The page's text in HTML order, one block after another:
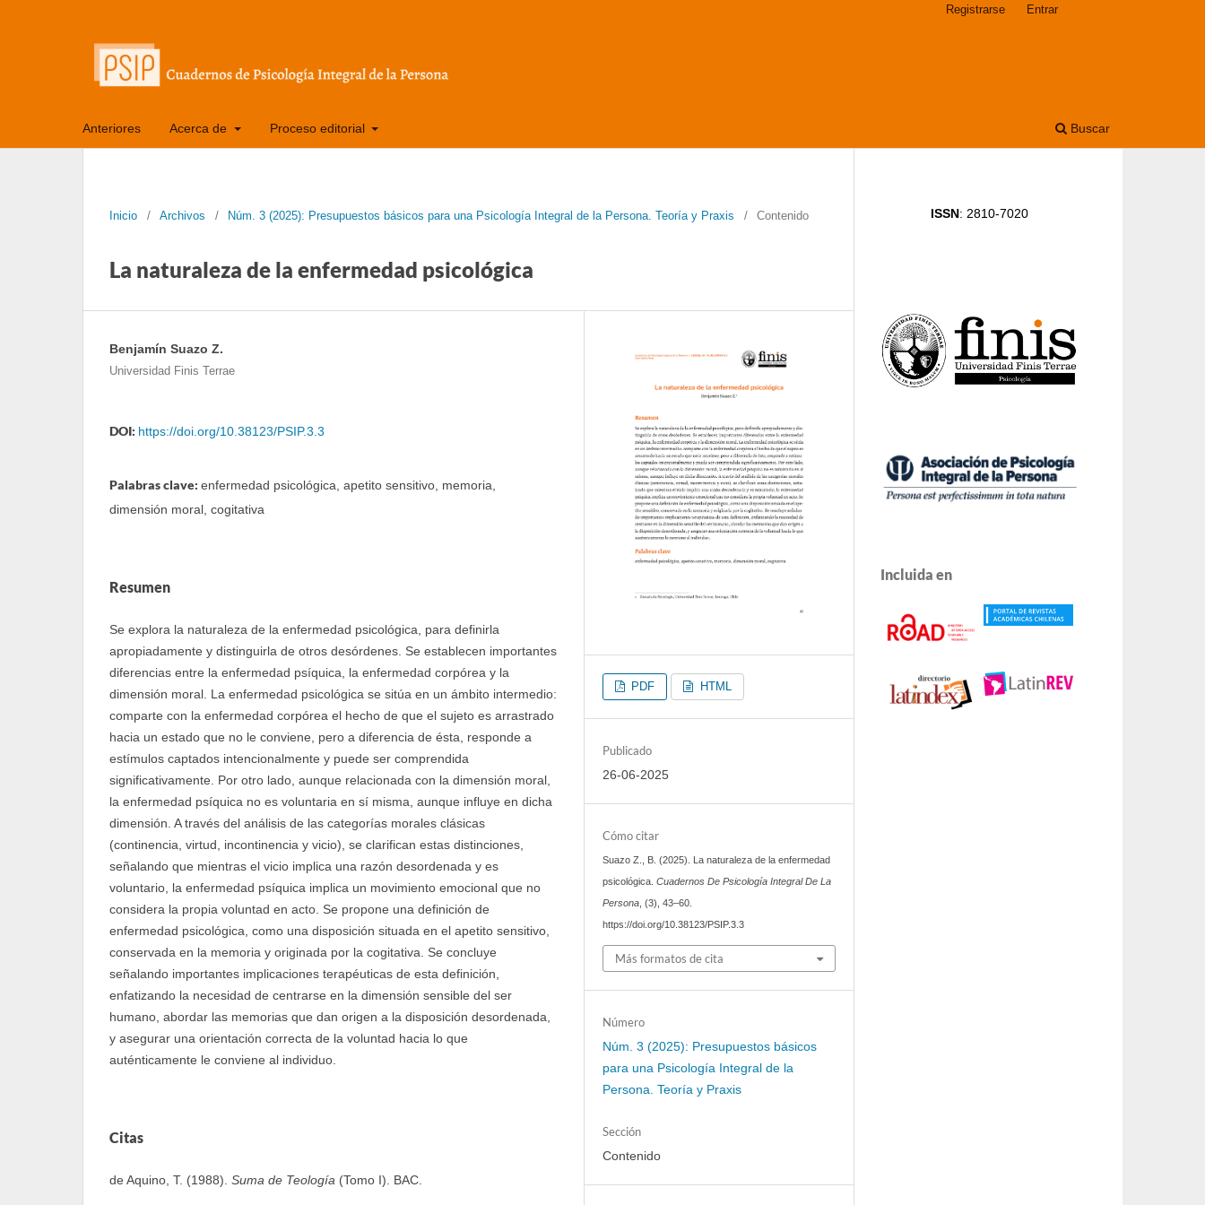
Anteriores Acerca de Proceso editorial Buscar
Registrarse Entrar
Inicio / Archivos / Núm. 3 (2025): Presupuestos básicos para una Psicología Integral de la Persona. Teoría y Praxis / Contenido
La naturaleza de la enfermedad psicológica
Benjamín Suazo Z.
Universidad Finis Terrae
DOI: https://doi.org/10.38123/PSIP.3.3
Palabras clave: enfermedad psicológica, apetito sensitivo, memoria,
dimensión moral, cogitativa
Resumen
Se explora la naturaleza de la enfermedad psicológica, para definirla
apropiadamente y distinguirla de otros desórdenes. Se establecen importantes
diferencias entre la enfermedad psíquica, la enfermedad corpórea y la
dimensión moral. La enfermedad psicológica se sitúa en un ámbito intermedio:
comparte con la enfermedad corpórea el hecho de que el sujeto es arrastrado
hacia un estado que no le conviene, pero a diferencia de ésta, responde a
estímulos captados intencionalmente y puede ser comprendida
significativamente. Por otro lado, aunque relacionada con la dimensión moral,
la enfermedad psíquica no es voluntaria en sí misma, aunque influye en dicha
dimensión. A través del análisis de las categorías morales clásicas
(continencia, virtud, incontinencia y vicio), se clarifican estas distinciones,
señalando que mientras el vicio implica una razón desordenada y es
voluntario, la enfermedad psíquica implica un movimiento emocional que no
considera la propia voluntad en acto. Se propone una definición de
enfermedad psicológica, como una disposición situada en el apetito sensitivo,
conservada en la memoria y originada por la cogitativa. Se concluye
señalando importantes implicaciones terapéuticas de esta definición,
enfatizando la necesidad de centrarse en la dimensión sensible del ser
humano, abordar las memorias que dan origen a la disposición desordenada,
y asegurar una orientación correcta de la voluntad hacia lo que
auténticamente le conviene al individuo.
Citas
de Aquino, T. (1988). Suma de Teología (Tomo I). BAC.
PDF HTML
Publicado
26-06-2025
Cómo citar
Suazo Z., B. (2025). La naturaleza de la enfermedad
psicológica.Cuadernos De Psicología Integral De La
Persona, (3), 43–60.
https://doi.org/10.38123/PSIP.3.3
Más formatos de cita
Número
Núm. 3 (2025): Presupuestos básicos
para una Psicología Integral de la
Persona. Teoría y Praxis
Sección
Contenido
ISSN: 2810-7020
Incluida en